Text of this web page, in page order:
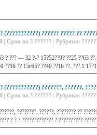
(???????????) ?????? ????? ??
Срок на 3 ?????? | Рубрика:
??? — 32 ?-? 15?52??9? ??25 ??63
??16 ?? 15c65? ??40 ??16 ??. ???.1
(???????????) ???????, ??????,
Срок на 3 ?????? | Рубрика:
????????, ??????, ???????? ??
? ?.?.????????????? ? ??????????